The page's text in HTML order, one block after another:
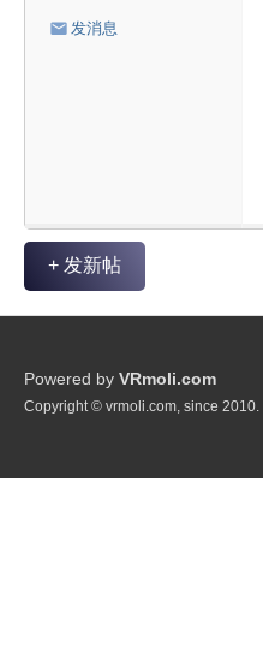
发消息
+ 发新帖
Powered by VRmoli.com
Copyright © vrmoli.com, since 2010.